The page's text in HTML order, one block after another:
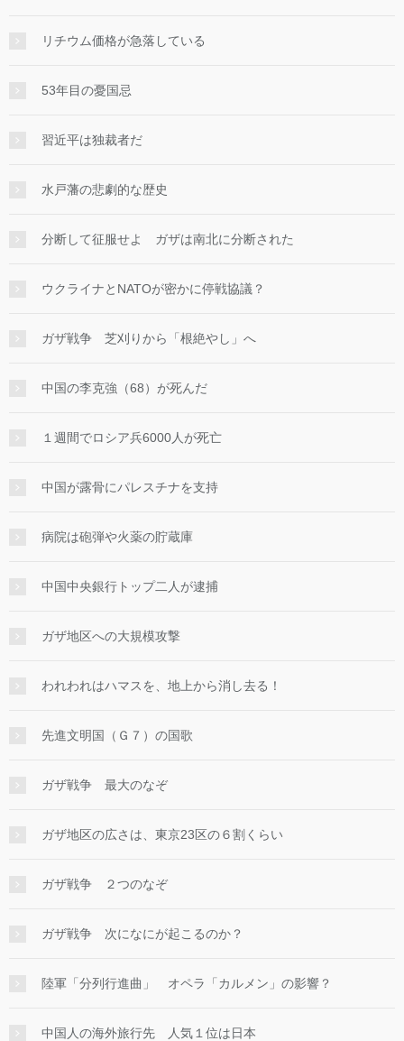
リチウム価格が急落している
53年目の憂国忌
習近平は独裁者だ
水戸藩の悲劇的な歴史
分断して征服せよ ガザは南北に分断された
ウクライナとNATOが密かに停戦協議？
ガザ戦争 芝刈りから「根絶やし」へ
中国の李克強（68）が死んだ
１週間でロシア兵6000人が死亡
中国が露骨にパレスチナを支持
病院は砲弾や火薬の貯蔵庫
中国中央銀行トップ二人が逮捕
ガザ地区への大規模攻撃
われわれはハマスを、地上から消し去る！
先進文明国（Ｇ７）の国歌
ガザ戦争 最大のなぞ
ガザ地区の広さは、東京23区の６割くらい
ガザ戦争 ２つのなぞ
ガザ戦争 次になにが起こるのか？
陸軍「分列行進曲」 オペラ「カルメン」の影響？
中国人の海外旅行先 人気１位は日本